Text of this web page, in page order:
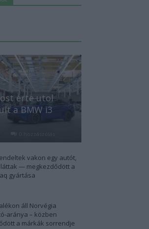
érte utol
a BMW i3
vakon egy autót,
láttak — megkezdődött a
gyártása
áll Norvégia
aránya – közben
a márkák sorrendje